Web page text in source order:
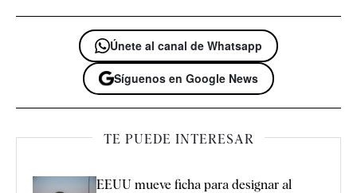
Únete al canal de Whatsapp
Síguenos en Google News
TE PUEDE INTERESAR
EEUU mueve ficha para designar al